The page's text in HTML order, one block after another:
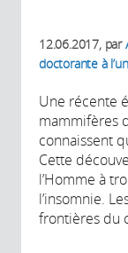
12.06.2017, par
doctorante à
Une récente
mammifères
connaissent
Cette
l’Homme à
l’insomnie.
frontières du